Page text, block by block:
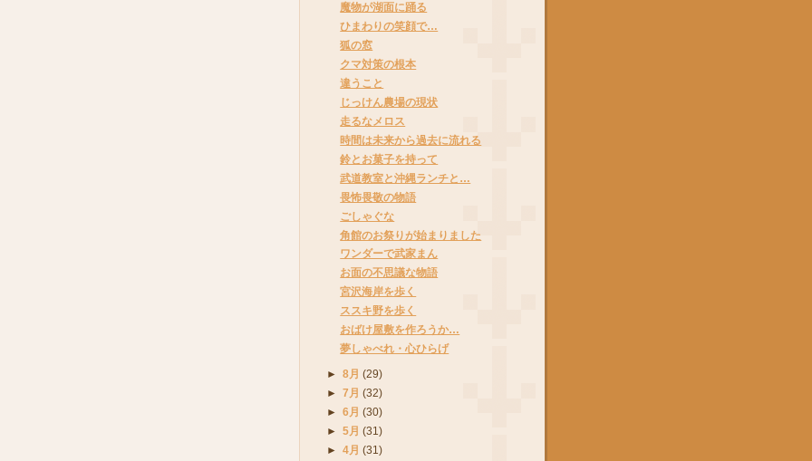
魔物が湖面に踊る
ひまわりの笑顔で…
狐の窓
クマ対策の根本
違うこと
じっけん農場の現状
走るなメロス
時間は未来から過去に流れる
鈴とお菓子を持って
武道教室と沖縄ランチと…
畏怖畏敬の物語
ごしゃぐな
角館のお祭りが始まりました
ワンダーで武家まん
お面の不思議な物語
宮沢海岸を歩く
ススキ野を歩く
おばけ屋敷を作ろうか…
夢しゃべれ・心ひらげ
►8月(29)
►7月(32)
►6月(30)
►5月(31)
►4月(31)